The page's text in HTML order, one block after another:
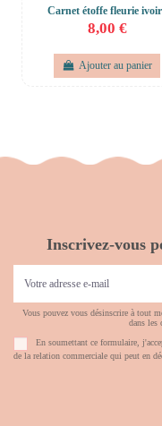
Carnet étoffe fleurie
8,00 €
Ajouter au panier
Inscrivez-vous
Vous pouvez vous désinscrire à tout
dans les
En soumettant ce formulaire,
de la relation commerciale qui peut en